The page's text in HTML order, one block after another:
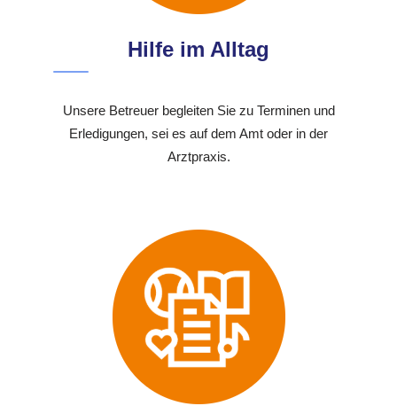
Hilfe im Alltag
Unsere Betreuer begleiten Sie zu Terminen und
Erledigungen, sei es auf dem Amt oder in der
Arztpraxis.